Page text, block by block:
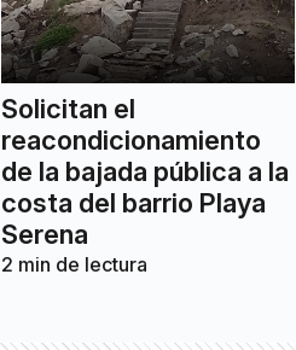
Solicitan el
reacondicionamiento
de la bajada pública a la
costa del barrio Playa
Serena
2 min de lectura